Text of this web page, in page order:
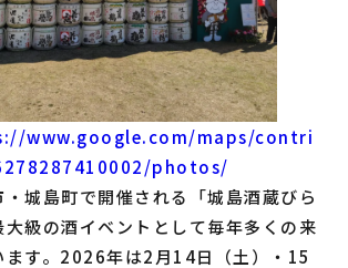
www.google.com/maps/contri
photos/
城島町で開催される「城島酒蔵びら
大級の酒イベントとして毎年多くの来
ます。2026年は2月14日（土）・15